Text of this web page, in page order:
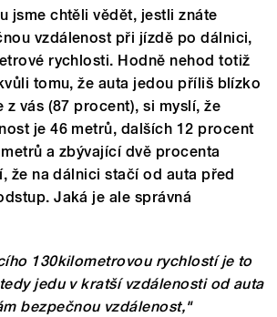
jsme chtěli vědět, jestli znáte
vzdálenost při jízdě po dálnici,
rychlosti. Hodně nehod totiž
tomu, že auta jedou příliš blízko
z vás (87 procent), si myslí, že
je 46 metrů, dalších 12 procent
a zbývající dvě procenta
že na dálnici stačí od auta před
Jaká je ale správná
130kilometrovou rychlostí je to
jedu v kratší vzdálenosti od auta
bezpečnou vzdálenost,"